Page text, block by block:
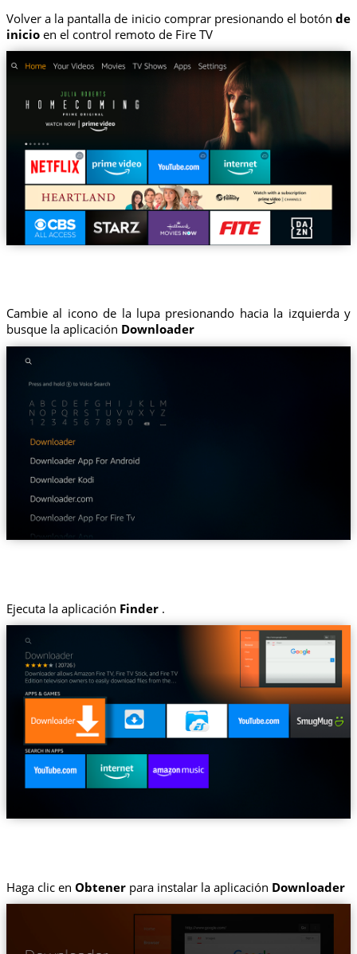
Volver a la pantalla de inicio comprar presionando el botónde
inicioen el control remoto de Fire TV
Cambie al icono de la lupa presionando hacia la izquierda y
busque la aplicación Downloader
Ejecuta la aplicación Finder.
Haga clic en Obtenerpara instalar la aplicación Downloader